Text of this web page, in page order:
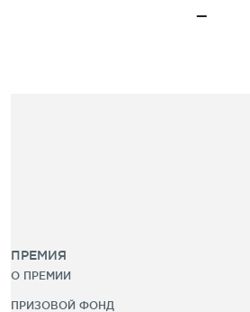
ПРЕМИЯ
О ПРЕМИИ
ПРИЗОВОЙ ФОНД